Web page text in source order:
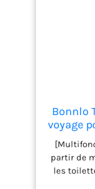
Bonnlo
voyage
Toilette
partir de
les